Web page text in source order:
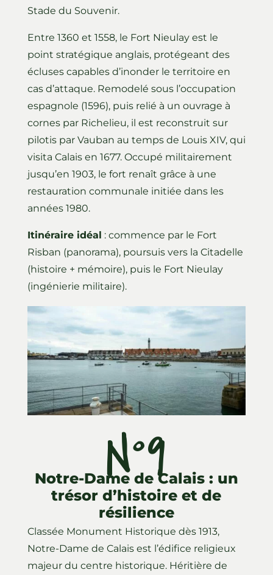
Stade du Souvenir.
Entre 1360 et 1558, le Fort Nieulay est le
point stratégique anglais, protégeant des
écluses capables d’inonder le territoire en
cas d’attaque. Remodelé sous l’occupation
espagnole (1596), puis relié à un ouvrage à
cornes par Richelieu, il est reconstruit sur
pilotis par Vauban au temps de Louis XIV, qui
visita Calais en 1677. Occupé militairement
jusqu’en 1903, le fort renaît grâce à une
restauration communale initiée dans les
années 1980.
Itinéraire idéal : commence par le Fort
Risban (panorama), poursuis vers la Citadelle
(histoire + mémoire), puis le Fort Nieulay
(ingénierie militaire).
N°9
Notre-Dame de Calais : un
trésor d’histoire et de
résilience
Classée Monument Historique dès 1913,
Notre-Dame de Calais est l’édifice religieux
majeur du centre historique. Héritière de